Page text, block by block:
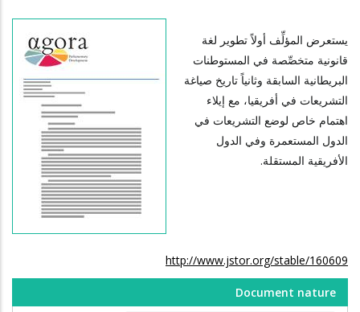
يستعرض المؤلِّف أولاً تطوير لغة
قانونية متخصِّصة في المستوطنات
البريطانية السابقة وثانياً تاريخ صياغة
التشريعات في أفريقيا، مع إيلاء
اهتمام خاص لوضع التشريعات في
الدول المستعمرة وفي الدول
الأفريقية المستقلة.
http://www.jstor.org/stable/160609
Document nature